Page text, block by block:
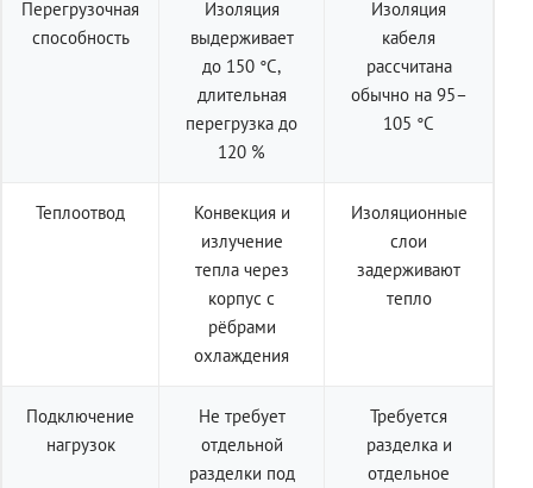
Перегрузочная
способность
Изоляция
выдерживает
до 150 °C,
длительная
перегрузка до
120 %
Изоляция
кабеля
рассчитана
обычно на 95–
105 °C
Теплоотвод
Конвекция и
излучение
тепла через
корпус с
рёбрами
охлаждения
Изоляционные
слои
задерживают
тепло
Подключение
нагрузок
Не требует
отдельной
разделки под
Требуется
разделка и
отдельное